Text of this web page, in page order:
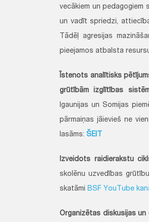
vecākiem un
un vadīt spriedzi,
Tādēļ agresijas
pieejamos atbalsta
Īstenots analītisks
grūtībām izglītības
Igaunijas un Somijas
pārmaiņas jāievieš ne
lasāms: ŠEIT
Izveidots raidierakstu
skolēnu uzvedības
skatāmi BSF YouTube
Organizētas diskusijas un